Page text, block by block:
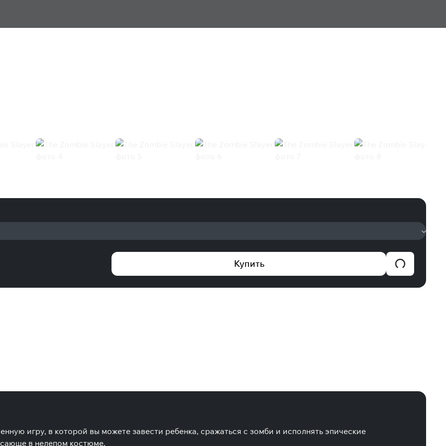
Купить
игру, в которой вы можете завести ребенка, сражаться с зомби и исполнять эпические
в нелепом костюме.